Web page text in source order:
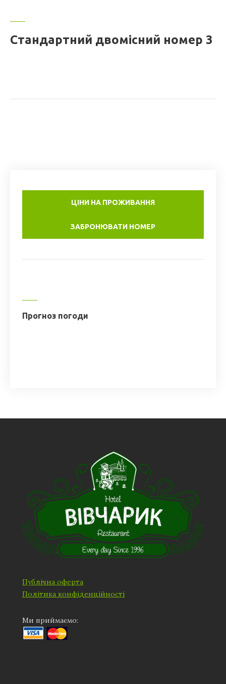
Стандартний двомісний номер 3
ЦІНИ НА ПРОЖИВАННЯ
ЗАБРОНЮВАТИ НОМЕР
Прогноз погоди
Публічна оферта
Політика конфіденційності
Ми приймаємо: